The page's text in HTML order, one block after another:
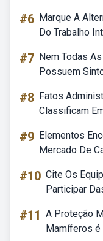
#6 Marque A
Do Trabalho
#7 Nem Todas
Possuem
#8 Fatos
Classificam
#9 Elementos
Mercado De
#10 Cite Os
Participar
#11 A Proteção
Mamíferos é